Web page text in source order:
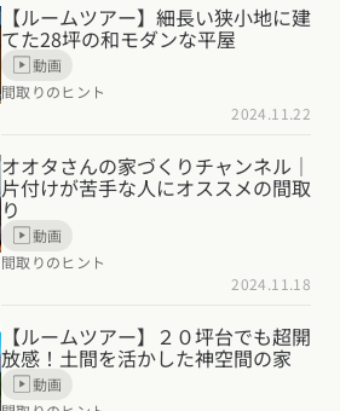
【ルームツアー】細長い狭小地に建
てた28坪の和モダンな平屋
動画
間取りのヒント
2024.11.22
オオタさんの家づくりチャンネル｜
片付けが苦手な人にオススメの間取
り
動画
間取りのヒント
2024.11.18
【ルームツアー】２０坪台でも超開
放感！土間を活かした神空間の家
動画